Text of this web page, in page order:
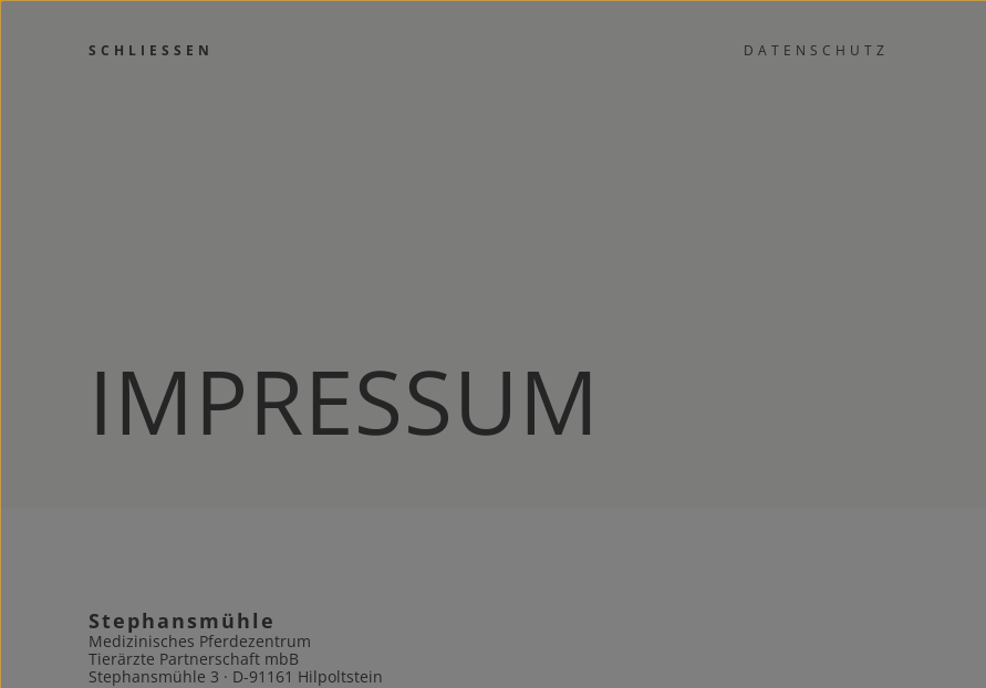
SCHLIESSEN DATENSCHUTZ
IMPRESSUM
Stephansmühle
Medizinisches Pferdezentrum
Tierärzte Partnerschaft mbB
Stephansmühle 3 · D-91161 Hilpoltstein